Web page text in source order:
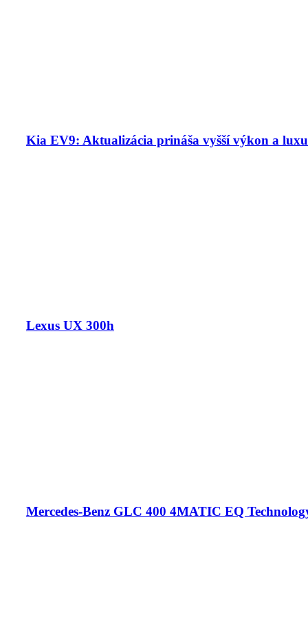
Kia EV9: Aktualizácia prináša vyšší výkon a
Lexus UX 300h
Mercedes-Benz GLC 400 4MATIC EQ